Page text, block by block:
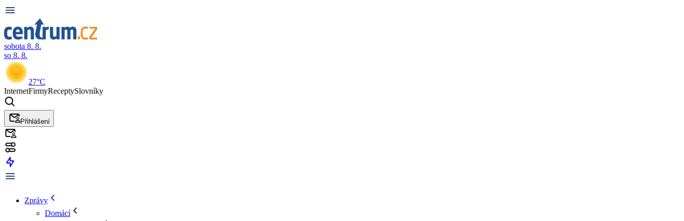
sobota 8. 8.
so 8. 8.
27°C
InternetFirmyReceptySlovníky
Přihlášení
Zprávy
Domácí